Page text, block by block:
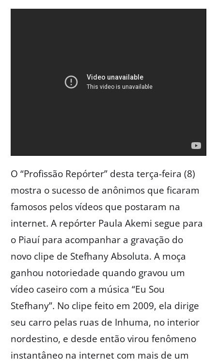
O “Profissão Repórter” desta terça-feira (8)
mostra o sucesso de anônimos que ficaram
famosos pelos vídeos que postaram na
internet. A repórter Paula Akemi segue para
o Piauí para acompanhar a gravação do
novo clipe de Stefhany Absoluta. A moça
ganhou notoriedade quando gravou um
vídeo caseiro com a música “Eu Sou
Stefhany”. No clipe feito em 2009, ela dirige
seu carro pelas ruas de Inhuma, no interior
nordestino, e desde então virou fenômeno
instantâneo na internet com mais de um